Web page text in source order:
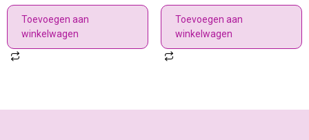
Toevoegen aan
winkelwagen
Toevoegen aan
winkelwagen